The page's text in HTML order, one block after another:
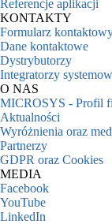
Referencje aplikacji
KONTAKTY
Formularz
Dane kontaktowe
Dystrybutorzy
Integratorzy
O NAS
MICROSYS - Profil
Aktualności
Wyróżnienia oraz
Partnerzy
GDPR oraz Cookies
MEDIA
Facebook
YouTube
LinkedIn